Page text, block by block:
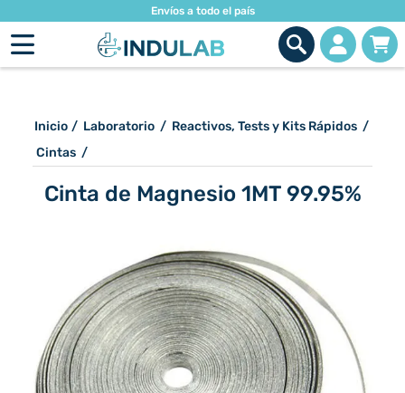
Envíos a todo el país
Inicio / Laboratorio / Reactivos, Tests y Kits Rápidos /
Cintas /
Cinta de Magnesio 1MT 99.95%